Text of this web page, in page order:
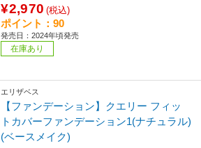
¥2,970 (税込)
ポイント：90
発売日：2024年頃発売
在庫あり
エリザベス
【ファンデーション】クエリー フィッ
トカバーファンデーション1(ナチュラル)
(ベースメイク)